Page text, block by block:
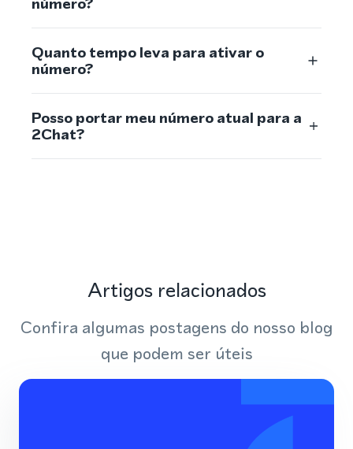
Quanto tempo leva para ativar o
número?
Posso portar meu número atual para a
2Chat?
Artigos relacionados
Confira algumas postagens do nosso blog
que podem ser úteis